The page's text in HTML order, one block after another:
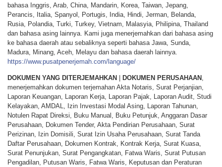
bahasa Inggris, Arab, China, Mandarin, Korea, Taiwan, Jepang,
Perancis, Italia, Spanyol, Portugis, India, Hindi, Jerman, Belanda,
Rusia, Polandia, Turki, Turkey, Vietnam, Malasyia, Philipina, Thailand
dan bahasa asing lainnya. Kami juga menerjemahkan dari bahasa asing
ke bahasa daerah atau sebaliknya seperti bahasa Jawa, Sunda,
Madura, Minang, Aceh, Melayu dan bahasa daerah lainnya.
https://www.pusatpenerjemah.com/language/
DOKUMEN YANG DITERJEMAHKAN DOKUMEN PERUSAHAAN ,
menerjemahkan dokumen terjemahan Akta Notaris, Surat Perjanjian,
Laporan Keuangan, Laporan Kerja, Laporan Pajak, Laporan Audit, Studi
Kelayakan, AMDAL, Izin Investasi Modal Asing, Laporan Tahunan,
Notulen Rapat Direksi, Buku Manual, Buku Petunjuk, Anggaran Dasar
Perusahaan, Dokumen Tender, Akta Pendirian Perusahaan, Surat
Perizinan, Izin Domisili, Surat Izin Usaha Perusahaan, Surat Tanda
Daftar Perusahaan, Dokumen Kontrak, Kontrak Kerja, Surat Kuasa,
Surat Penunjukan, Surat Pengangkatan, Fatwa Waris, Surat Putusan
Pengadilan, Putusan Waris, Fatwa Waris, Keputusan dan Peraturan